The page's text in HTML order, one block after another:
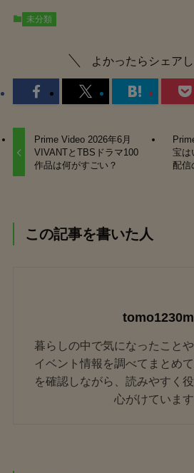
未分類
よかったらシェアし
Prime Video 2026年6月
VIVANTとTBSドラマ100
作品は何がすごい？
宝は
配信
この記事を書いた人
暮らしの中で気になったこと
イベント情報を調べてまとめ
を確認しながら、読みやすく
心がけています